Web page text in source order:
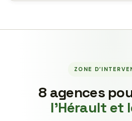
ZONE
8 agences
l’Hérault et